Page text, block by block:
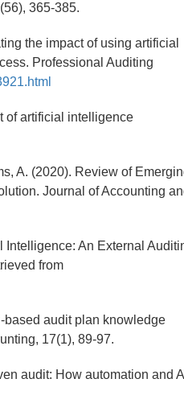
365-385.
the impact of using artificial
Professional Auditing
of artificial intelligence
A. (2020). Review of
Journal of Accounting
Intelligence: An External
from
based audit plan knowledge
17(1), 89-97.
audit: How automation and AI